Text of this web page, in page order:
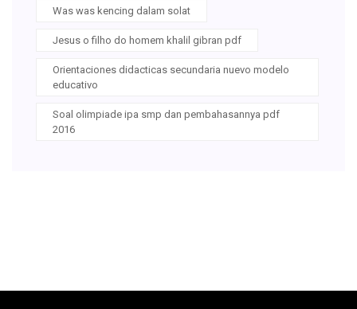
Was was kencing dalam solat
Jesus o filho do homem khalil gibran pdf
Orientaciones didacticas secundaria nuevo modelo
educativo
Soal olimpiade ipa smp dan pembahasannya pdf
2016